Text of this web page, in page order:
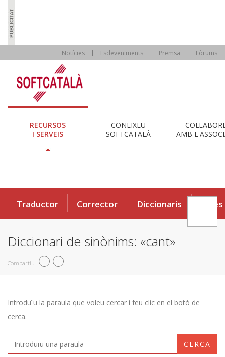
Notícies Esdeveniments Premsa Fòrums
RECURSOS
I SERVEIS
CONEIXEU
SOFTCATALÀ
AMB
Traductor Corrector Diccionaris Eines
Diccionari de sinònims: «cant»
Compartiu
Introduïu la paraula que voleu cercar i feu clic en el botó de
cerca.
CERCA